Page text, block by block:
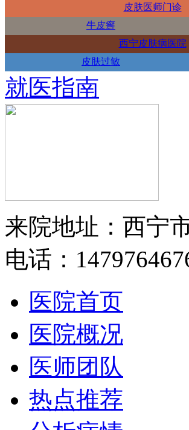
皮肤医师门诊
牛皮癣
西宁皮肤病医院
皮肤过敏
就医指南
来院地址：西宁
电话：
医院首页
医院概况
医师团队
热点推荐